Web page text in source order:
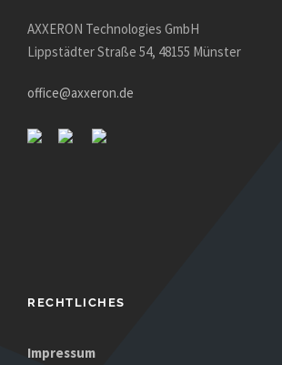
AXXERON Technologies GmbH
Lippstädter Straße 54, 48155 Münster
office@axxeron.de
RECHTLICHES
Impressum